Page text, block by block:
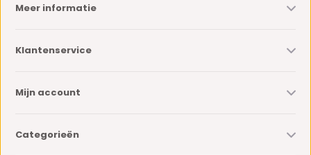
Meer informatie
Klantenservice
Mijn account
Categorieën